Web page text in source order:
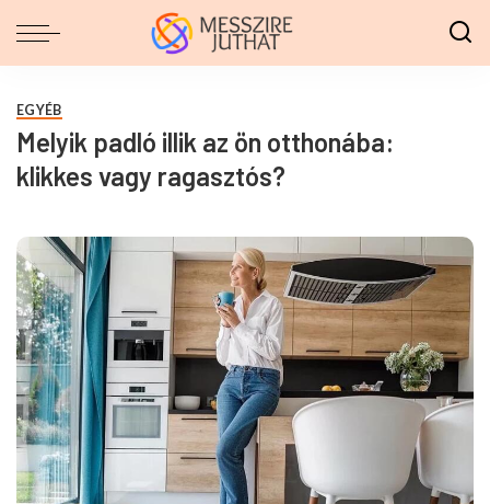
EGYÉB
Melyik padló illik az ön otthonába:
klikkes vagy ragasztós?